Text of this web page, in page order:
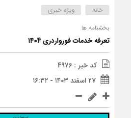
خانه ویژه خبری
بخشنامه ها
تعرفه خدمات فورواردری ۱۴۰4
کد خبر : 4976
۲۷ اسفند ۱۴۰۳ - ۱۶:۳۲